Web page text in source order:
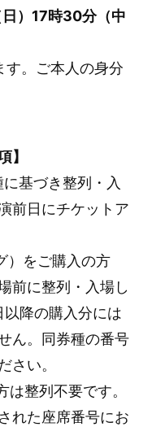
）17時30分（中
す。ご本人の身分
】
基づき整列・入
前日にチケットア
）をご購入の方
前に整列・入場し
降の購入分には
ん。同券種の番号
さい。
整列不要です。
れた座席番号にお